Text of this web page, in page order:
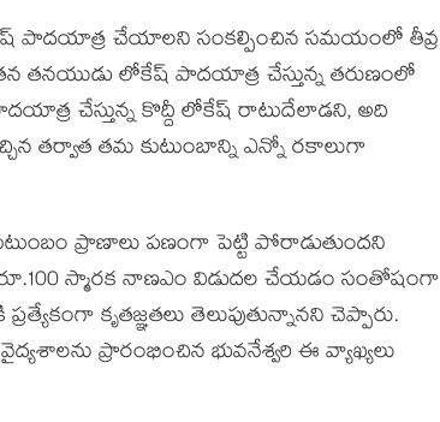
పాదయాత్ర చేయాలని సంకల్పించిన సమయంలో తీవ్ర
తనయుడు లోకేష్ పాదయాత్ర చేస్తున్న తరుణంలో
చేస్తున్న కొద్దీ లోకేష్ రాటుదేలాడని, అది
తర్వాత తమ కుటుంబాన్ని ఎన్నో రకాలుగా
ప్రాణాలు పణంగా పెట్టి పోరాడుతుందని
స్మారక నాణఎం విడుదల చేయడం సంతోషంగా
కృతజ్ఞతలు తెలుపుతున్నానని చెప్పారు.
ప్రారంభించిన భువనేశ్వరి ఈ వ్యాఖ్యలు